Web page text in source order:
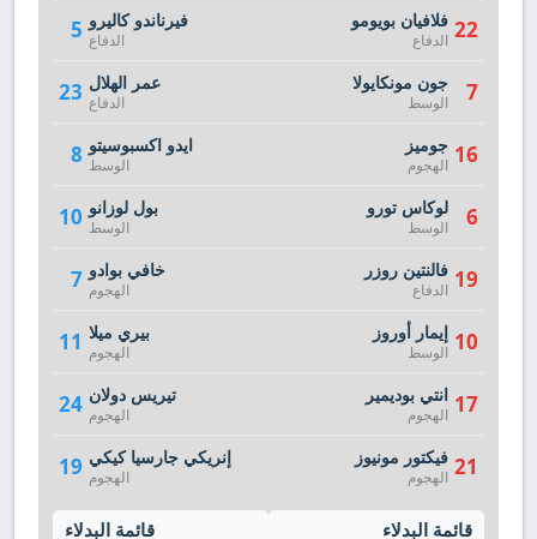
5 فيرناندو كاليرو
الدفاع
23 عمر الهلال
الدفاع
8 ايدو اكسبوسيتو
الوسط
10 بول لوزانو
الوسط
7 خافي بوادو
الهجوم
11 بيري ميلا
الهجوم
24 تيريس دولان
الهجوم
19 إنريكي جارسيا كيكي
الهجوم
قائمة البدلاء
22 فلافيان بويومو
الدفاع
7 جون مونكايولا
الوسط
16 جوميز
الهجوم
6 لوكاس تورو
الوسط
19 فالنتين روزر
الدفاع
10 إيمار أوروز
الوسط
17 انتي بوديمير
الهجوم
21 فيكتور مونيوز
الهجوم
قائمة البدلاء